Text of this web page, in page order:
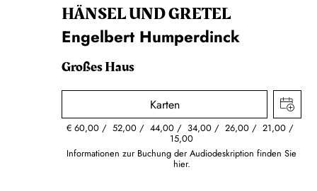
HÄNSEL UND GRETEL
Engelbert Humperdinck
Großes Haus
Karten
€60,00 52,00 44,00 34,00 26,00 21,00
15,00
Informationen zur Buchung der Audiodeskription finden Sie
hier.